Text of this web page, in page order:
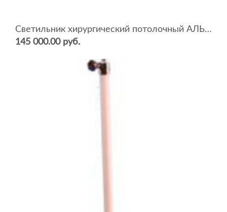
Светильник хирургический потолочный АЛЬФА 12+5 стационарный
145 000.00 руб.